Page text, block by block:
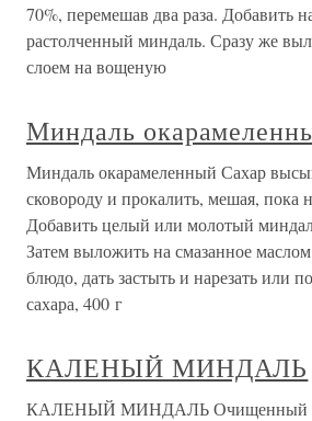
70%, перемешав два раза. Добавить
растолченный миндаль. Сразу же
слоем на вощеную
Миндаль
Миндаль окарамеленный Сахар
сковороду и прокалить, мешая, пока
Добавить целый или молотый
Затем выложить на смазанное
блюдо, дать застыть и нарезать или
сахара, 400 г
КАЛЕНЫЙ МИНДАЛЬ
КАЛЕНЫЙ МИНДАЛЬ Очищенный